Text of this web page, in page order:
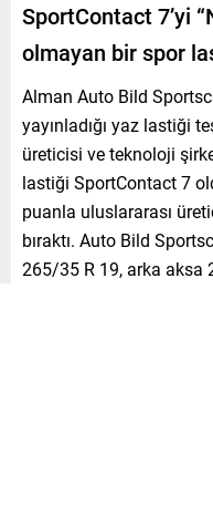
SportContact 7’yi
olmayan bir spor
Alman Auto Bild
yayınladığı yaz lastiği
üreticisi ve teknoloji
lastiği SportContact 7
puanla uluslararası
bıraktı. Auto Bild
265/35 R 19, arka aksa